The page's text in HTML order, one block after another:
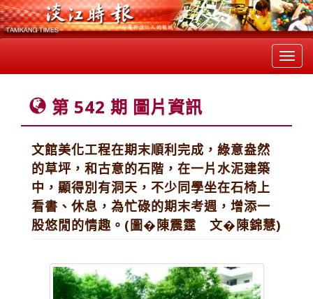
第 542 期 圖片資訊
文館美化工程在期末順利完成，綠意盎然
的草坪，和古意的石階，在一片水泥建築
中，顯得別有洞天，不少同學坐在石椅上
看書、休息，為忙碌的期末考週，增添一
股悠閒的情趣。(圖�陳震霆 文�陳錦慧)